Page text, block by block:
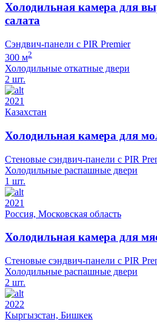
Холодильная камера для
салата
Сэндвич-панели с PIR Premier
300 м2
Холодильные откатные двери
2 шт.
2021
Казахстан
Холодильная камера для
Стеновые сэндвич-панели с PIR
Холодильные распашные двери
1 шт.
2021
Россия, Московская область
Холодильная камера для
Стеновые сэндвич-панели с PIR
Холодильные распашные двери
2 шт.
2022
Кыргызстан, Бишкек